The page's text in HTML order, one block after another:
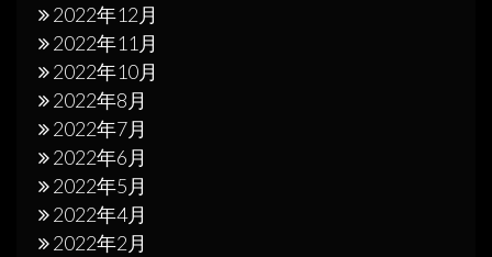
2022年12月
2022年11月
2022年10月
2022年8月
2022年7月
2022年6月
2022年5月
2022年4月
2022年2月